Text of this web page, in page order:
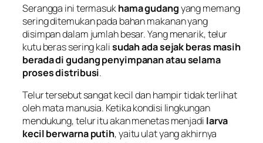
Serangga ini termasukhama gudangyang memang
sering ditemukan pada bahan makanan yang
disimpan dalam jumlah besar. Yang menarik, telur
kutu beras sering kalisudah ada sejak beras masih
berada di gudang penyimpanan atau selama
proses distribusi.
Telur tersebut sangat kecil dan hampir tidak terlihat
oleh mata manusia. Ketika kondisi lingkungan
mendukung, telur itu akan menetas menjadi larva
kecil berwarna putih, yaitu ulat yang akhirnya